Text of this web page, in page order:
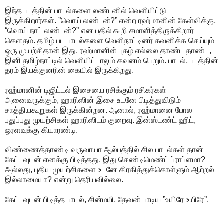
இந்த படத்தின் பாடல்களை லண்டனில் வெளியிட்டு
இருக்கிறார்கள். ”வொய் லண்டன்?” என்ற ரஹ்மானின் கேள்விக்கு,
“வொய் நாட் லண்டன்?” என பதில் கூறி சமாளித்திருக்கிறார்
கௌதம். தமிழ் பட பாடல்களை வெளிநாட்டினர் கவனிக்க செய்யும்
ஒரு முயற்சிதான் இது. ரஹ்மானின் புகழ் எல்லை தாண்ட தாண்ட,
இனி தமிழ்நாட்டில் வெளியிட்டாலும் கவனம் பெறும். பாடல், படத்தின்
தரம் இயக்குனரின் கையில் இருக்கிறது.
ரஹ்மானின் டிஜிட்டல் இசையை ரசிக்கும் ரசிகர்கள்
அனைவருக்கும், ஹாரிஸின் இசை உடனே பிடித்துவிடும்
சாத்தியகூறுகள் இருக்கின்றன. ஆனால், ரஹ்மானை போல
புதுப்புது முயற்சிகள் ஹாரிஸிடம் குறைவு. இன்ஸ்டண்ட் ஹிட்,
ஒரளவுக்கு கியாரண்டி.
விண்ணைத்தாண்டி வருவாயா ஆல்பத்தில் சில பாடல்கள் தான்
கேட்டவுடன் எனக்கு பிடித்தது. இது செண்டிமெண்ட் ப்ராப்ளமா?
அல்லது, புதிய முயற்சிகளை உடனே கிரகித்துக்கொள்ளும் ஆற்றல்
இல்லாமையா? என்று தெரியவில்லை.
கேட்டவுடன் பிடித்த பாடல், சின்மயி, தேவன் பாடிய ”உயிரே உயிரே”.